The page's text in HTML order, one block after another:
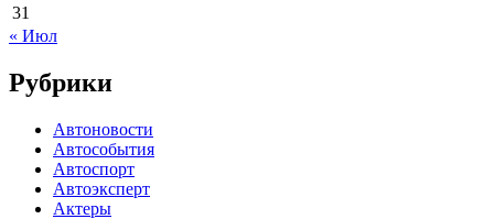
31
« Июл
Рубрики
Автоновости
Автособытия
Автоспорт
Автоэксперт
Актеры